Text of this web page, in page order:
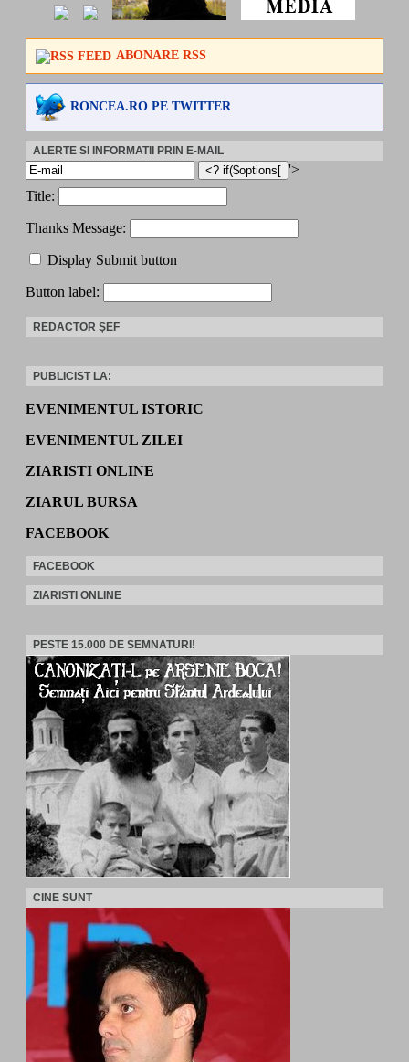
ABONARE RSS
RONCEA.RO PE TWITTER
ALERTE SI INFORMATII PRIN E-MAIL
'>
Title:
Thanks Message:
Display Submit button
Button label:
REDACTOR ȘEF
PUBLICIST LA:
EVENIMENTUL ISTORIC
EVENIMENTUL ZILEI
ZIARISTI ONLINE
ZIARUL BURSA
FACEBOOK
FACEBOOK
ZIARISTI ONLINE
PESTE 15.000 DE SEMNATURI!
CINE SUNT